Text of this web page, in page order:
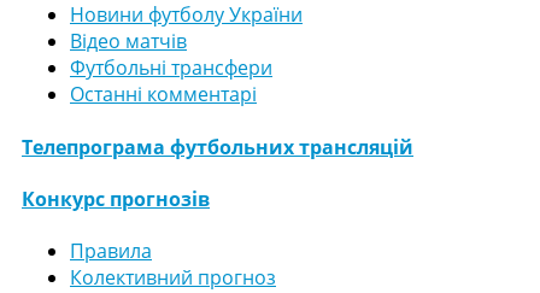
Новини футболу України
Відео матчів
Футбольні трансфери
Останні комментарі
Телепрограма футбольних трансляцій
Конкурс прогнозів
Правила
Колективний прогноз